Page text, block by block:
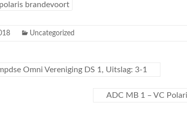
brandevoort
Uncategorized
Omni Vereniging DS 1, Uitslag: 3-1
ADC MB 1 – VC